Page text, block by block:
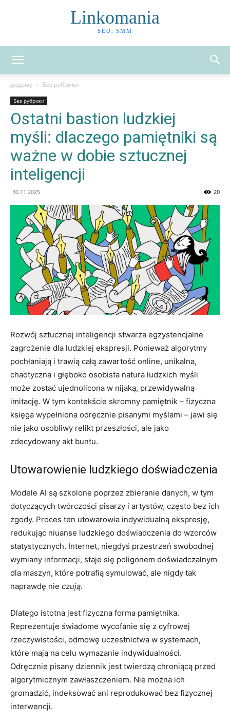
Linkomania
SEO, SMM
додому Без рубрики
Без рубрики
Ostatni bastion ludzkiej
myśli: dlaczego pamiętniki są
ważne w dobie sztucznej
inteligencji
30.11.2025 20
Rozwój sztucznej inteligencji stwarza egzystencjalne
zagrożenie dla ludzkiej ekspresji. Ponieważ algorytmy
pochłaniają i trawią całą zawartość online, unikalna,
chaotyczna i głęboko osobista natura ludzkich myśli
może zostać ujednolicona w nijaką, przewidywalną
imitację. W tym kontekście skromny pamiętnik – fizyczna
księga wypełniona odręcznie pisanymi myślami – jawi się
nie jako osobliwy relikt przeszłości, ale jako
zdecydowany akt buntu.
Utowarowienie ludzkiego doświadczenia
Modele AI są szkolone poprzez zbieranie danych, w tym
dotyczących twórczości pisarzy i artystów, często bez ich
zgody. Proces ten utowarowia indywidualną ekspresję,
redukując niuanse ludzkiego doświadczenia do wzorców
statystycznych. Internet, niegdyś przestrzeń swobodnej
wymiany informacji, staje się poligonem doświadczalnym
dla maszyn, które potrafią symulować, ale nigdy tak
naprawdę nie czują.
Dlatego istotna jest fizyczna forma pamiętnika.
Reprezentuje świadome wycofanie się z cyfrowej
rzeczywistości, odmowę uczestnictwa w systemach,
które mają na celu wymazanie indywidualności.
Odręcznie pisany dziennik jest twierdzą chroniącą przed
algorytmicznym zawłaszczeniem. Nie można ich
gromadzić, indeksować ani reprodukować bez fizycznej
interwencji.